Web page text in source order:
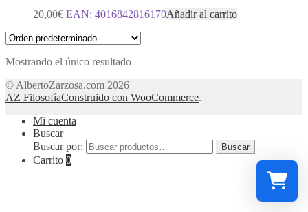
20,00€ EAN: 4016842816170Añadir al carrito
Mostrando el único resultado
© AlbertoZarzosa.com 2026
AZ FilosofíaConstruido con WooCommerce.
Mi cuenta
Buscar
Buscar por:
Buscar
Carrito 0